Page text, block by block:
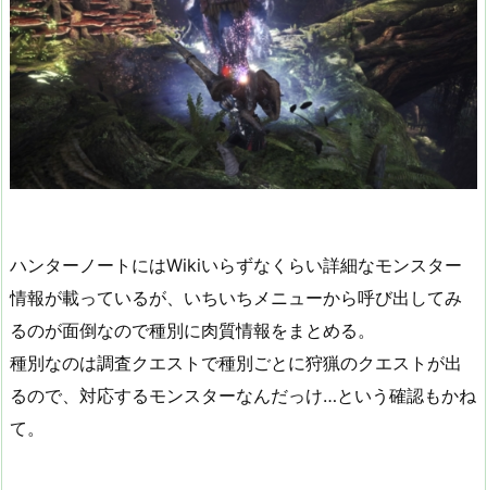
ハンターノートにはWikiいらずなくらい詳細なモンスター
情報が載っているが、いちいちメニューから呼び出してみ
るのが面倒なので種別に肉質情報をまとめる。
種別なのは調査クエストで種別ごとに狩猟のクエストが出
るので、対応するモンスターなんだっけ…という確認もかね
て。